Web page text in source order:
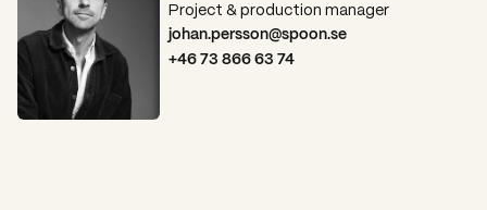
Project & production manager
johan.persson@spoon.se
+46 73 866 63 74